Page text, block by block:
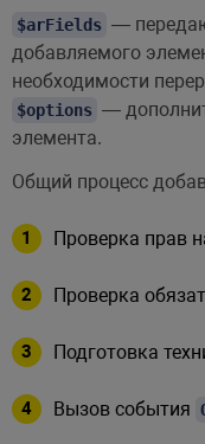
$arFields —
добавляемого
необходимости
$options —
элемента.
Общий процесс
Проверка прав
Проверка
Подготовка
Вызов события